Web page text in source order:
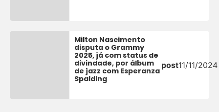
Milton Nascimento
disputa o Grammy
2025, já com status de
divindade, por álbum
de jazz com Esperanza
Spalding
post11/11/2024